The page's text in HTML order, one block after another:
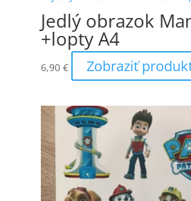
Jedlý obrazok
+lopty A4
6,90 € Zobraziť